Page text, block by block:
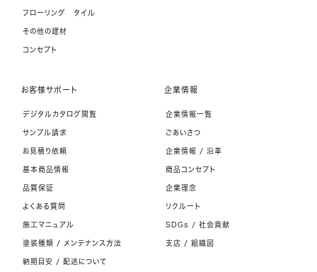
フローリング タイル
その他の建材
コンセプト
お客様サポート
デジタルカタログ閲覧
サンプル請求
お見積り依頼
基本商品情報
品質保証
よくある質問
施工マニュアル
塗装種類 / メンテナンス方法
納期目安 / 配送について
企業情報
企業情報一覧
ごあいさつ
企業情報 / 沿革
商品コンセプト
企業理念
リクルート
SDGs / 社会貢献
支店 / 組織図